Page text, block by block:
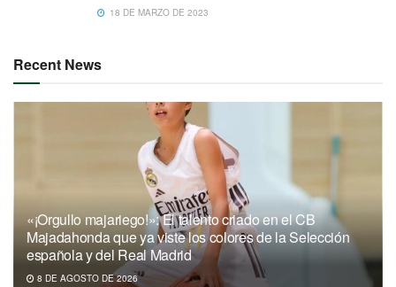
18 DE MARZO DE 2023
Recent News
«¡Orgullo majariego!»: El talento criado en el CB
Majadahonda que ya viste los colores de la Selección
española y del Real Madrid
8 DE AGOSTO DE 2026